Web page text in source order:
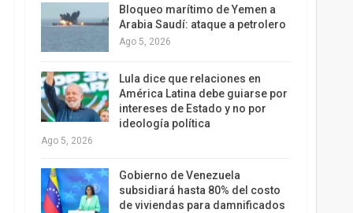
Bloqueo marítimo de Yemen a
Arabia Saudí: ataque a petrolero
Ago 5, 2026
Lula dice que relaciones en
América Latina debe guiarse por
intereses de Estado y no por
ideología política
Ago 5, 2026
Gobierno de Venezuela
subsidiará hasta 80% del costo
de viviendas para damnificados